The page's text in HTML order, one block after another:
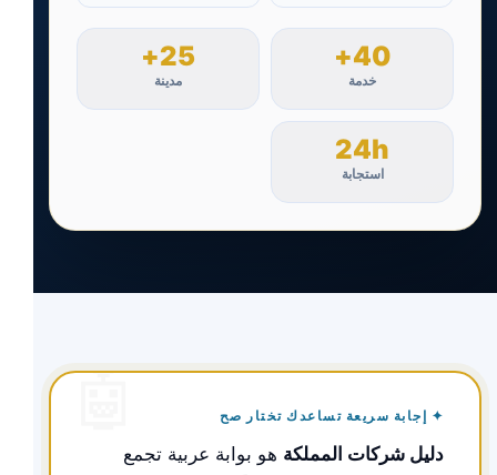
40+
خدمة
25+
مدينة
24h
استجابة
✦ إجابة سريعة تساعدك تختار صح
دليل شركات المملكة هو بوابة عربية تجمع